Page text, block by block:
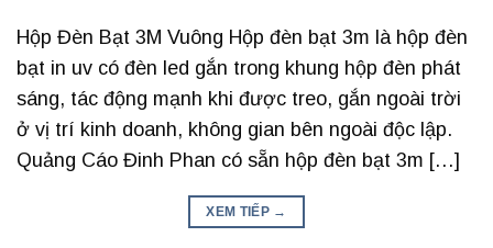
Hộp Đèn Bạt 3M Vuông Hộp đèn bạt 3m là hộp đèn
bạt in uv có đèn led gắn trong khung hộp đèn phát
sáng, tác động mạnh khi được treo, gắn ngoài trời
ở vị trí kinh doanh, không gian bên ngoài độc lập.
Quảng Cáo Đinh Phan có sẵn hộp đèn bạt 3m […]
XEM TIẾP →